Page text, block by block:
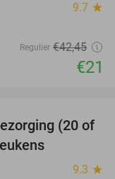
9.7 star
Regulier €42,45
€21
21%
(20 of
9.3 star